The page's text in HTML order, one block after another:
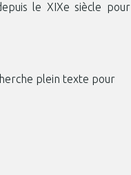
le XIXe siècle pour
plein texte pour